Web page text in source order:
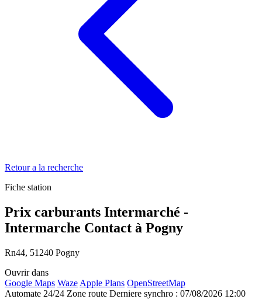
Retour a la recherche
Fiche station
Prix carburants Intermarché -
Intermarche Contact à Pogny
Rn44, 51240 Pogny
Ouvrir dans
Google Maps Waze Apple Plans OpenStreetMap
Automate 24/24 Zone route Derniere synchro : 07/08/2026 12:00